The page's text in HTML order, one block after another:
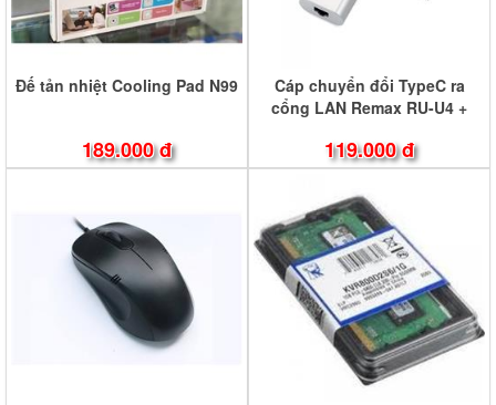
Đế tản nhiệt Cooling Pad N99
189.000 đ
Cáp chuyển đổi TypeC ra
cổng LAN Remax RU-U4 +
119.000 đ